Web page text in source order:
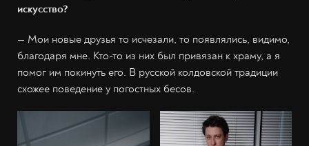
искусство?
— Мои новые друзья то исчезали, то появлялись, видимо,
благодаря мне. Кто-то из них был привязан к храму, а я
помог им покинуть его. В русской колдовской традиции
схожее поведение у погостных бесов.